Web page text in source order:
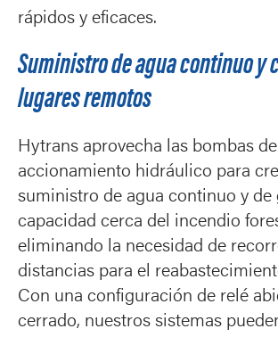
rápidos y eficaces.
Suministro de agua continuo y
lugares remotos
Hytrans aprovecha las bombas de
accionamiento hidráulico para
suministro de agua continuo y de
capacidad cerca del incendio
eliminando la necesidad de
distancias para el
Con una configuración de relé
cerrado, nuestros sistemas